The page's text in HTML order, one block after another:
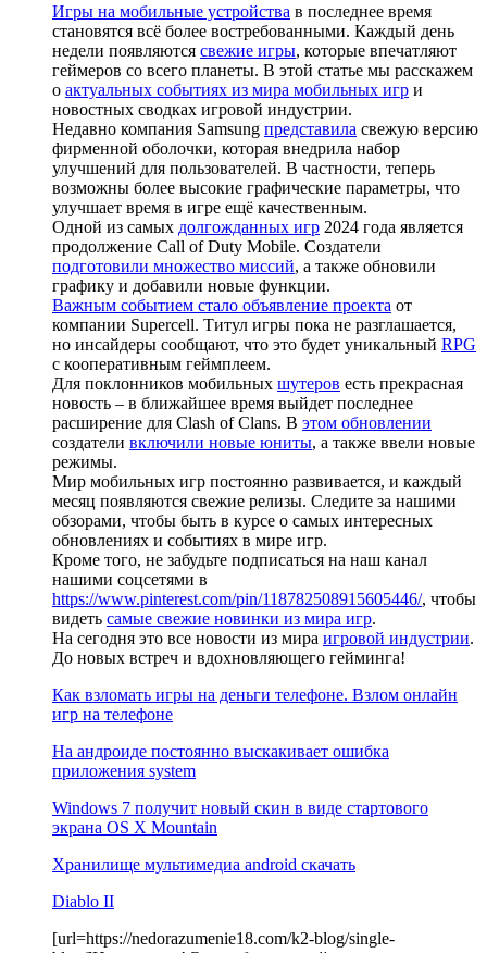
Игры на мобильные устройства в последнее время
становятся всё более востребованными. Каждый день
недели появляются свежие игры, которые впечатляют
геймеров со всего планеты. В этой статье мы расскажем
о актуальных событиях из мира мобильных игр и
новостных сводках игровой индустрии.
Недавно компания Samsung представила свежую версию
фирменной оболочки, которая внедрила набор
улучшений для пользователей. В частности, теперь
возможны более высокие графические параметры, что
улучшает время в игре ещё качественным.
Одной из самых долгожданных игр 2024 года является
продолжение Call of Duty Mobile. Создатели
подготовили множество миссий, а также обновили
графику и добавили новые функции.
Важным событием стало объявление проекта от
компании Supercell. Титул игры пока не разглашается,
но инсайдеры сообщают, что это будет уникальный RPG
с кооперативным геймплеем.
Для поклонников мобильных шутеров есть прекрасная
новость – в ближайшее время выйдет последнее
расширение для Clash of Clans. В этом обновлении
создатели включили новые юниты, а также ввели новые
режимы.
Мир мобильных игр постоянно развивается, и каждый
месяц появляются свежие релизы. Следите за нашими
обзорами, чтобы быть в курсе о самых интересных
обновлениях и событиях в мире игр.
Кроме того, не забудьте подписаться на наш канал
нашими соцсетями в
https://www.pinterest.com/pin/118782508915605446/, чтобы
видеть самые свежие новинки из мира игр.
На сегодня это все новости из мира игровой индустрии.
До новых встреч и вдохновляющего гейминга!
Как взломать игры на деньги телефоне. Взлом онлайн
игр на телефоне
На андроиде постоянно выскакивает ошибка
приложения system
Windows 7 получит новый скин в виде стартового
экрана OS X Mountain
Хранилище мультимедиа android скачать
Diablo II
[url=https://nedorazumenie18.com/k2-blog/single-